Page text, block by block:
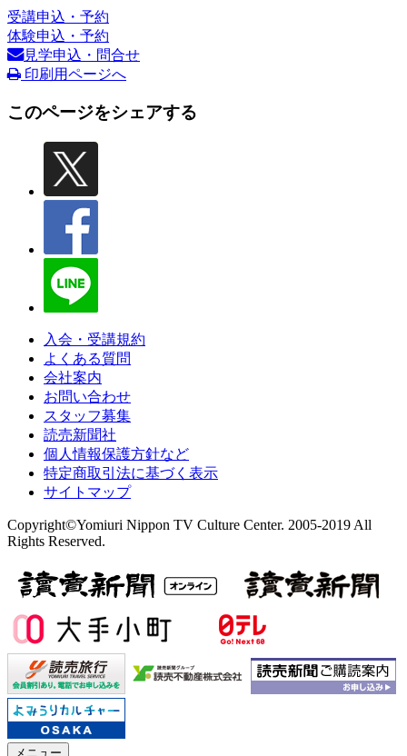
受講申込・予約
体験申込・予約
見学申込・問合せ
印刷用ページへ
このページをシェアする
入会・受講規約
よくある質問
会社案内
お問い合わせ
スタッフ募集
読売新聞社
個人情報保護方針など
特定商取引法に基づく表示
サイトマップ
Copyright©Yomiuri Nippon TV Culture Center. 2005-2019 All
Rights Reserved.
メニュー